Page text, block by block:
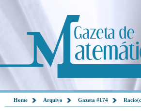
Home Arquivo Gazeta #174